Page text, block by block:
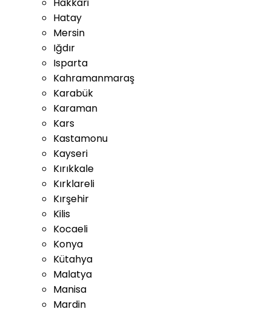
Hatay
Mersin
Iğdır
Isparta
Kahramanmaraş
Karabük
Karaman
Kars
Kastamonu
Kayseri
Kırıkkale
Kırklareli
Kırşehir
Kilis
Kocaeli
Konya
Kütahya
Malatya
Manisa
Mardin